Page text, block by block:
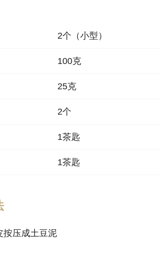
2个（小型）
100克
25克
2个
1茶匙
1茶匙
按压成土豆泥